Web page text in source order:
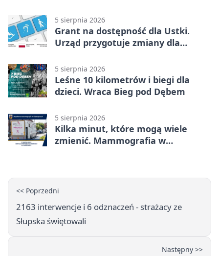
5 sierpnia 2026
Grant na dostępność dla Ustki.
Urząd przygotuje zmiany dla
5 sierpnia 2026
Leśne 10 kilometrów i biegi dla
dzieci. Wraca Bieg pod Dębem
5 sierpnia 2026
Kilka minut, które mogą wiele
zmienić. Mammografia w
<< Poprzedni
2163 interwencje i 6 odznaczeń - strażacy ze
Słupska świętowali
Następny >>